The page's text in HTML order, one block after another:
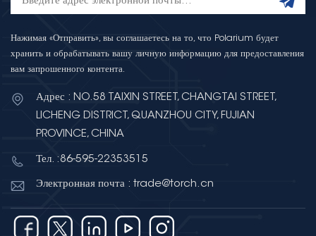
Нажимая «Отправить», вы соглашаетесь на то, что Polarium будет
хранить и обрабатывать вашу личную информацию для предоставления
вам запрошенного контента.
Адрес : NO.58 TAIXIN STREET, CHANGTAI STREET,
LICHENG DISTRICT, QUANZHOU CITY, FUJIAN
PROVINCE, CHINA
Тел. :86-595-22353515
Электронная почта : trade@torch.cn